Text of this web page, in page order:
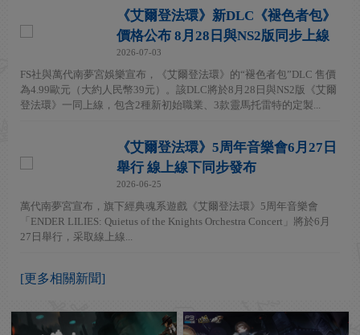
《艾爾登法環》新DLC《褪色者包》
價格公布 8月28日與NS2版同步上線
2026-07-03
FS社與萬代南夢宮娛樂宣布，《艾爾登法環》的“褪色者包”DLC 售價
為4.99歐元（大約人民幣39元）。該DLC將於8月28日與NS2版《艾爾
登法環》一同上線，包含2種新初始職業、3款靈馬托雷特的定製...
《艾爾登法環》5周年音樂會6月27日
舉行 線上線下同步發布
2026-06-25
萬代南夢宮宣布，旗下經典魂系遊戲《艾爾登法環》5周年音樂會
「ENDER LILIES: Quietus of the Knights Orchestra Concert」將於6月
27日舉行，采取線上線...
[更多相關新聞]